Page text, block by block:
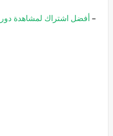
–أفضل اشتراك لمشاهدة